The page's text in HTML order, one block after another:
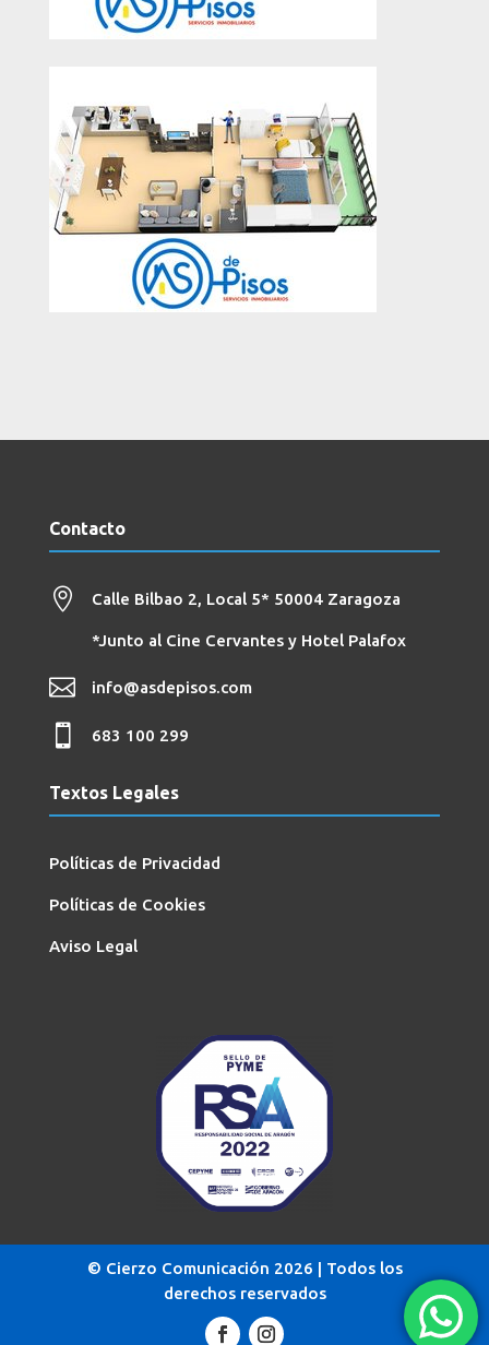
Contacto
 Calle Bilbao 2, Local 5* 50004 Zaragoza
*Junto al Cine Cervantes y Hotel Palafox
 info@asdepisos.com
 683 100 299
Textos Legales
Políticas de Privacidad
Políticas de Cookies
Aviso Legal
© Cierzo Comunicación 2026 | Todos los
derechos reservados